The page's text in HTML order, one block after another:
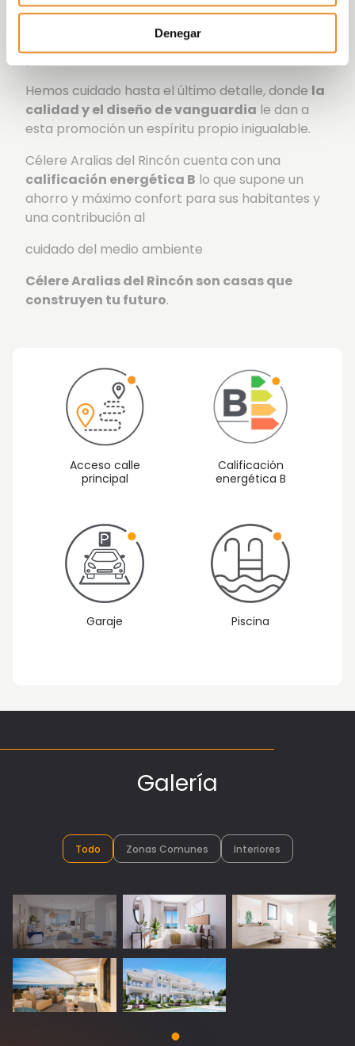
Denegar
promoción dispone de una piscinade
cloración salina con zonas ajardinadas de relax
para disfrutar los días más calurosos.
Hemos cuidado hasta el último detalle, donde la
calidad y el diseño de vanguardia le dan a
esta promoción un espíritu propio inigualable.
Célere Aralias del Rincón cuenta con una
calificación energética B lo que supone un
ahorro y máximo confort para sus habitantes y
una contribución al
cuidado del medio ambiente
Célere Aralias del Rincón son casas que
construyen tu futuro.
Acceso calle
principal
Calificación
energética B
Garaje Piscina
Galería
Todo Zonas Comunes Interiores